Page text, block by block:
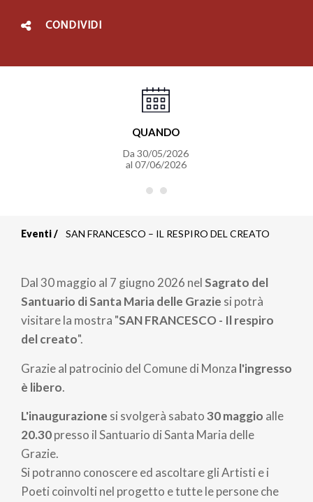
CONDIVIDI
QUANDO
Da30/05/2026
al 07/06/2026
di
pane
Eventi SAN FRANCESCO – IL RESPIRO DEL CREATO
Dal 30 maggio al 7 giugno 2026 nelSagrato del
Santuario di Santa Maria delle Grazie si potrà
visitare la mostra "SAN FRANCESCO - Il respiro
del creato".
Grazie al patrocinio del Comune di Monza l'ingresso
è libero.
L'inaugurazione si svolgerà sabato30 maggio alle
20.30presso il Santuario di Santa Maria delle
Grazie.
Si potranno conoscere ed ascoltare gli Artisti e i
Poeti coinvolti nel progetto e tutte le persone che